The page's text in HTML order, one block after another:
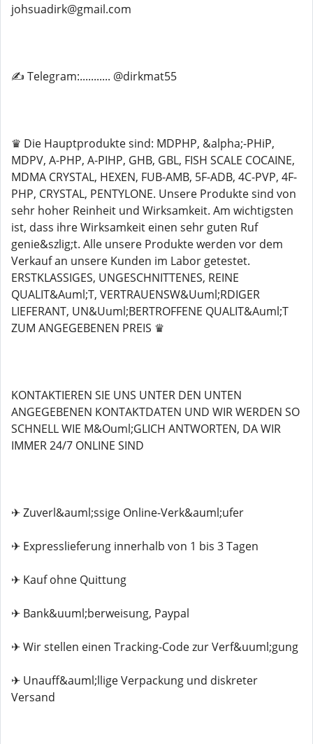
johsuadirk@gmail.com
✍️ Telegram:........... @dirkmat55
♛ Die Hauptprodukte sind: MDPHP, &alpha;-PHiP,
MDPV, A-PHP, A-PIHP, GHB, GBL, FISH SCALE COCAINE,
MDMA CRYSTAL, HEXEN, FUB-AMB, 5F-ADB, 4C-PVP, 4F-
PHP, CRYSTAL, PENTYLONE. Unsere Produkte sind von
sehr hoher Reinheit und Wirksamkeit. Am wichtigsten
ist, dass ihre Wirksamkeit einen sehr guten Ruf
genie&szlig;t. Alle unsere Produkte werden vor dem
Verkauf an unsere Kunden im Labor getestet.
ERSTKLASSIGES, UNGESCHNITTENES, REINE
QUALIT&Auml;T, VERTRAUENSW&Uuml;RDIGER
LIEFERANT, UN&Uuml;BERTROFFENE QUALIT&Auml;T
ZUM ANGEGEBENEN PREIS ♛
KONTAKTIEREN SIE UNS UNTER DEN UNTEN
ANGEGEBENEN KONTAKTDATEN UND WIR WERDEN SO
SCHNELL WIE M&Ouml;GLICH ANTWORTEN, DA WIR
IMMER 24/7 ONLINE SIND
✈ Zuverl&auml;ssige Online-Verk&auml;ufer
✈ Expresslieferung innerhalb von 1 bis 3 Tagen
✈ Kauf ohne Quittung
✈ Bank&uuml;berweisung, Paypal
✈ Wir stellen einen Tracking-Code zur Verf&uuml;gung
✈ Unauff&auml;llige Verpackung und diskreter
Versand